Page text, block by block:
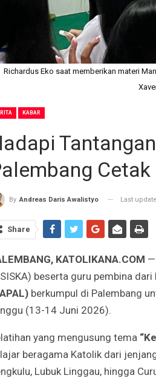
Richardus Eko saat memberikan materi
KABAR
Cetak
By Andreas Daris Awalistyo Last
Share
KATOLIKANA.COM —
beserta guru pembina
berkumpul di Palembang
(13-14 Juni 2026).
yang mengusung tema
beragama Katolik dari
Lubuk Linggau, hingga